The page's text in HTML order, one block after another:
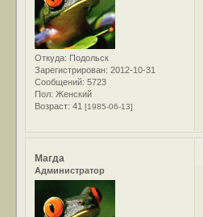
Откуда: Подольск
Зарегистрирован: 2012-10-31
Сообщений: 5723
Пол: Женский
Возраст: 41[1985-06-13]
Магда
Администратор